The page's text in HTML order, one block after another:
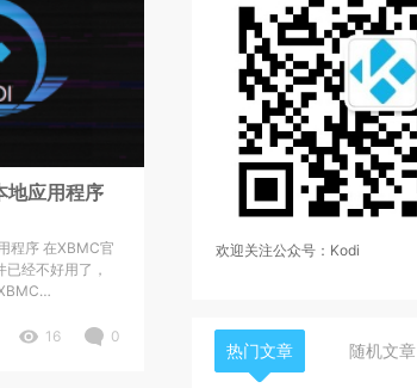
地应用程序
程序 在XBMC官
经不好用了，
16 0
欢迎关注公众号：Kodi
热门文章 随机文章